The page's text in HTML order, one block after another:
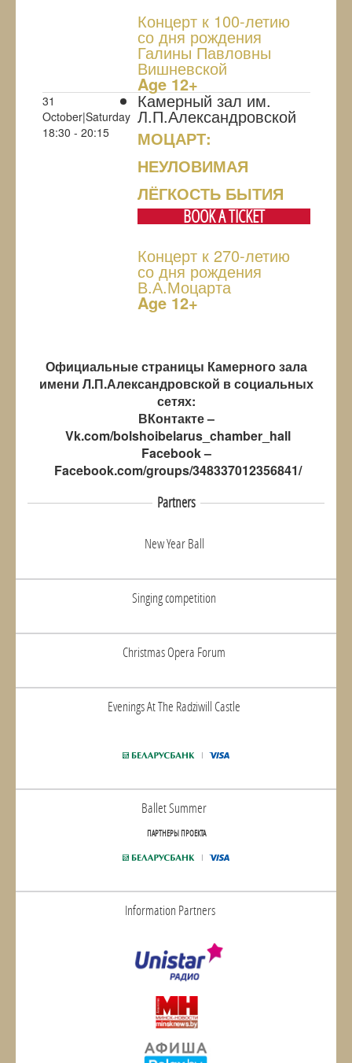
Концерт к 100-летию
со дня рождения
Галины Павловны
Вишневской
Age 12+
31
October|Saturday
18:30 - 20:15
Камерный зал им.
Л.П.Александровской
МОЦАРТ:
НЕУЛОВИМАЯ
ЛЁГКОСТЬ БЫТИЯ
BOOK A TICKET
Концерт к 270-летию
со дня рождения
В.А.Моцарта
Age 12+
Официальные страницы Камерного зала
имени Л.П.Александровской в социальных
сетях:
ВКонтакте –
Vk.com/bolshoibelarus_chamber_hall
Facebook –
Facebook.com/groups/348337012356841/
Partners
New Year Ball
Singing competition
Christmas Opera Forum
Evenings At The Radziwill Castle
Ballet Summer
ПАРТНЕРЫ ПРОЕКТА
Information Partners